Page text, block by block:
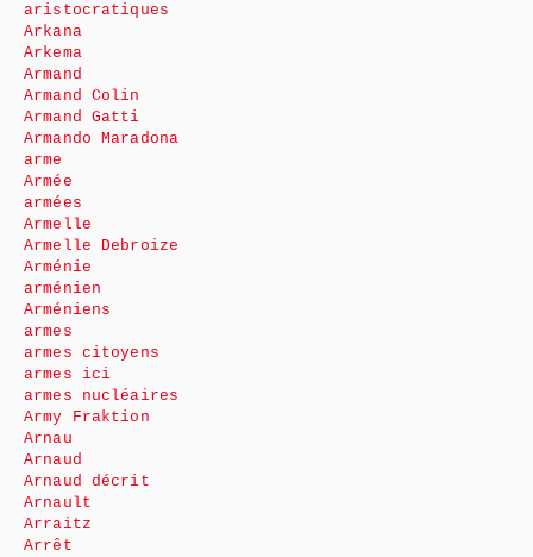
aristocratiques
Arkana
Arkema
Armand
Armand Colin
Armand Gatti
Armando Maradona
arme
Armée
armées
Armelle
Armelle Debroize
Arménie
arménien
Arméniens
armes
armes citoyens
armes ici
armes nucléaires
Army Fraktion
Arnau
Arnaud
Arnaud décrit
Arnault
Arraitz
Arrêt